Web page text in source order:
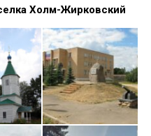
Холм-Жирковский